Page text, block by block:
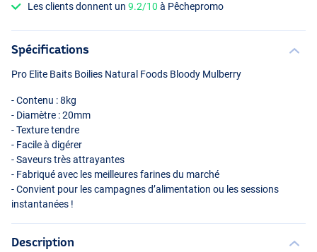
Les clients donnent un9.2/10 à Pêchepromo
Spécifications
Pro Elite Baits Boilies Natural Foods Bloody Mulberry
- Contenu : 8kg
- Diamètre : 20mm
- Texture tendre
- Facile à digérer
- Saveurs très attrayantes
- Fabriqué avec les meilleures farines du marché
- Convient pour les campagnes d’alimentation ou les sessions
instantanées !
Description